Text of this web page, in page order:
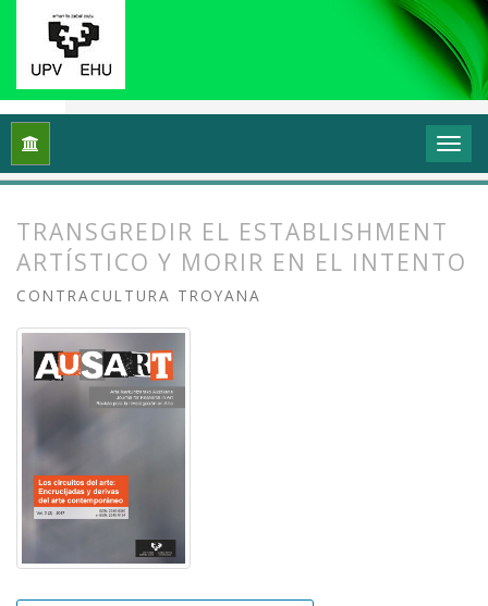
Inicio Vol. 5 Núm. 2 (2017): Los circuitos del
TRANSGREDIR EL ESTABLISHMENT
ARTÍSTICO Y MORIR EN EL INTENTO
CONTRACULTURA TROYANA